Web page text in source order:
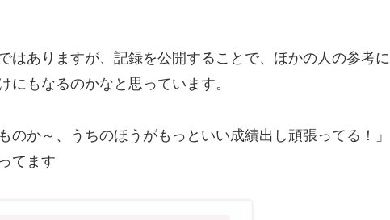
はありますが、記録を公開することで、ほかの人の参考に
にもなるのかなと思っています。
のか～、うちのほうがもっといい成績出し頑張ってる！」
てます